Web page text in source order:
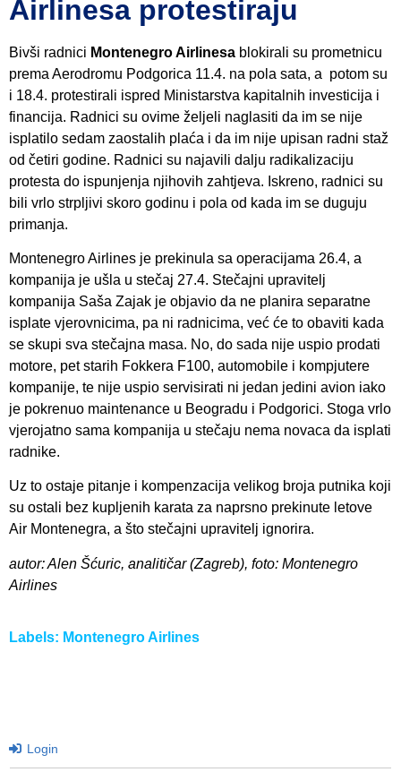
Airlinesa protestiraju
Bivši radnici Montenegro Airlinesa blokirali su prometnicu
prema Aerodromu Podgorica 11.4. na pola sata, a potom su
i 18.4. protestirali ispred Ministarstva kapitalnih investicija i
financija. Radnici su ovime željeli naglasiti da im se nije
isplatilo sedam zaostalih plaća i da im nije upisan radni staž
od četiri godine. Radnici su najavili dalju radikalizaciju
protesta do ispunjenja njihovih zahtjeva. Iskreno, radnici su
bili vrlo strpljivi skoro godinu i pola od kada im se duguju
primanja.
Montenegro Airlines je prekinula sa operacijama 26.4, a
kompanija je ušla u stečaj 27.4. Stečajni upravitelj
kompanija Saša Zajak je objavio da ne planira separatne
isplate vjerovnicima, pa ni radnicima, već će to obaviti kada
se skupi sva stečajna masa. No, do sada nije uspio prodati
motore, pet starih Fokkera F100, automobile i kompjutere
kompanije, te nije uspio servisirati ni jedan jedini avion iako
je pokrenuo maintenance u Beogradu i Podgorici. Stoga vrlo
vjerojatno sama kompanija u stečaju nema novaca da isplati
radnike.
Uz to ostaje pitanje i kompenzacija velikog broja putnika koji
su ostali bez kupljenih karata za naprsno prekinute letove
Air Montenegra, a što stečajni upravitelj ignorira.
autor: Alen Šćuric, analitičar (Zagreb), foto: Montenegro
Airlines
Labels: Montenegro Airlines
Login